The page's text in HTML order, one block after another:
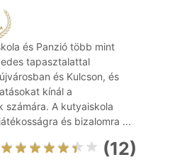
és Panzió több mint
tapasztalattal
és Kulcson, és
kínál a
számára. A kutyaiskola
és bizalomra ...
(12)